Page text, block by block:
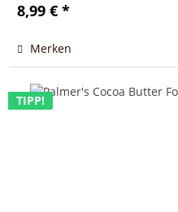
8,99 € *
Merken
TIPP!